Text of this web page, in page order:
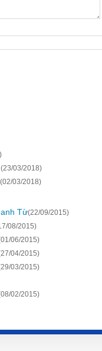
(23/03/2018)
(02/03/2018)
Từ(22/09/2015)
08/2015)
06/2015)
04/2015)
03/2015)
02/2015)